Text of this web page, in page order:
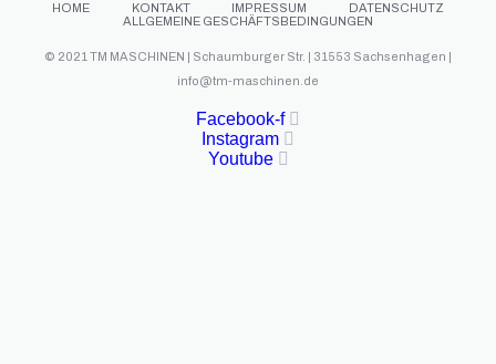
HOME KONTAKT IMPRESSUM
DATENSCHUTZ
ALLGEMEINE GESCHÄFTSBEDINGUNGEN
© 2021 TM MASCHINEN | Schaumburger Str. | 31553 Sachsenhagen |
info@tm-maschinen.de
Facebook-f
Instagram
Youtube